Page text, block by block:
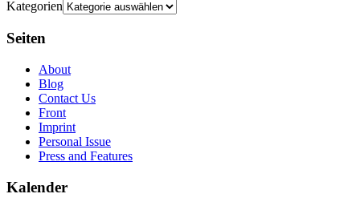
Kategorien
Seiten
About
Blog
Contact Us
Front
Imprint
Personal Issue
Press and Features
Kalender